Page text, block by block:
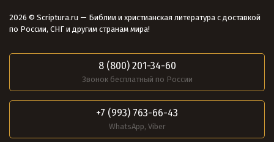
2026 © Scriptura.ru — Библии и христианская литература с доставкой
по России, СНГ и другим странам мира!
8 (800) 201-34-60
Звонок бесплатный по России
+7 (993) 763-66-43
WhatsApp, Viber